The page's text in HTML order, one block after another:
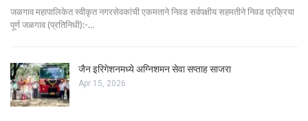
जळगाव महापालिकेत स्वीकृत नगरसेवकांची एकमताने निवड सर्वपक्षीय सहमतीने निवड प्रक्रिया
पूर्ण जळगाव (प्रतिनिधी):-…
जैन इरिगेशनमध्ये अग्निशमन सेवा सप्ताह साजरा
Apr 15, 2026